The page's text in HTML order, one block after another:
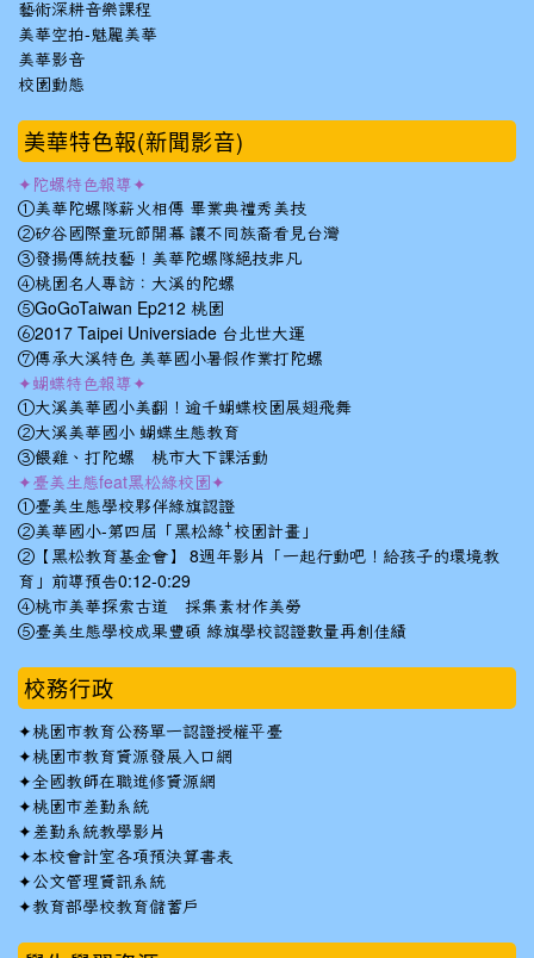
藝術深耕音樂課程
美華空拍-魅麗美華
美華影音
校園動態
美華特色報(新聞影音)
✦陀螺特色報導✦
①美華陀螺隊薪火相傳 畢業典禮秀美技
②矽谷國際童玩節開幕 讓不同族裔看見台灣
③發揚傳統技藝！美華陀螺隊絕技非凡
④桃園名人專訪：大溪的陀螺
⑤GoGoTaiwan Ep212 桃園
⑥2017 Taipei Universiade 台北世大運
⑦傳承大溪特色 美華國小暑假作業打陀螺
✦蝴蝶特色報導✦
①大溪美華國小美翻！逾千蝴蝶校園展翅飛舞
②大溪美華國小 蝴蝶生態教育
③餵雞、打陀螺 桃市大下課活動
✦臺美生態feat黑松綠校園✦
①臺美生態學校夥伴綠旗認證
②美華國小-第四屆「黑松綠⁺校園計畫」
②【黑松教育基金會】 8週年影片「一起行動吧！給孩子的環境教
育」前導預告0:12-0:29
④桃市美華探索古道 採集素材作美勞
⑤臺美生態學校成果豐碩 綠旗學校認證數量再創佳績
校務行政
✦桃園市教育公務單一認證授權平臺
✦桃園市教育資源發展入口網
✦全國教師在職進修資源網
✦桃園市差勤系統
✦ 差勤系統教學影片
✦本校會計室各項預決算書表
✦公文管理資訊系統
✦教育部學校教育儲蓄戶